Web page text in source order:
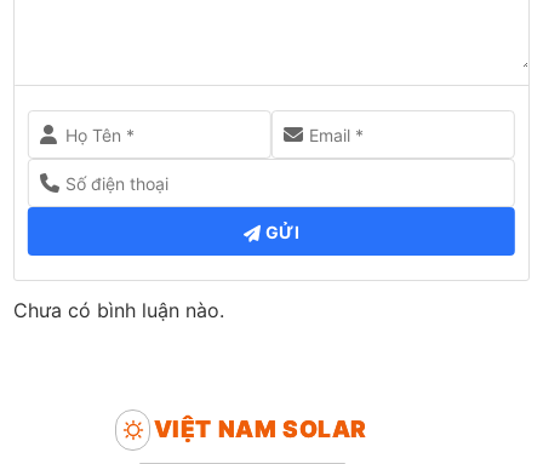
GỬI
Chưa có bình luận nào.
VIỆT NAM SOLAR